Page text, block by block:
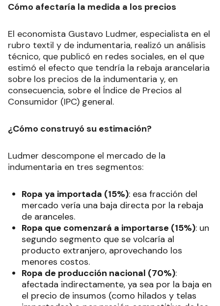
Cómo afectaría la medida a los precios
El economista Gustavo Ludmer, especialista en el
rubro textil y de indumentaria, realizó un análisis
técnico, que publicó en redes sociales, en el que
estimó el efecto que tendría la rebaja arancelaria
sobre los precios de la indumentaria y, en
consecuencia, sobre el Índice de Precios al
Consumidor (IPC) general.
¿Cómo construyó su estimación?
Ludmer descompone el mercado de la
indumentaria en tres segmentos:
Ropa ya importada (15%): esa fracción del
mercado vería una baja directa por la rebaja
de aranceles.
Ropa que comenzará a importarse (15%): un
segundo segmento que se volcaría al
producto extranjero, aprovechando los
menores costos.
Ropa de producción nacional (70%):
afectada indirectamente, ya sea por la baja en
el precio de insumos (como hilados y telas